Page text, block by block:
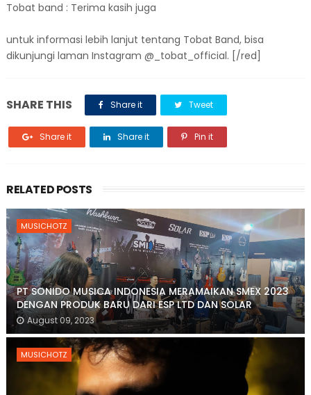
Tobat band : Terima kasih juga
untuk informasi lebih lanjut tentang Tobat Band, bisa
dikunjungi laman Instagram @_tobat_official. [/red]
SHARE THIS Share it Tweet
Share it Share it Pin it
RELATED POSTS
MUSICHOTZ
PT SONIDO MUSICA INDONESIA MERAMAIKAN SMEX 2023
DENGAN PRODUK BARU DARI ESP LTD DAN SOLAR
August 09, 2023
MUSICHOTZ